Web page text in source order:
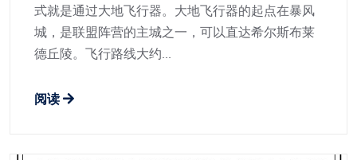
式就是通过大地飞行器。大地飞行器的起点在暴风
城，是联盟阵营的主城之一，可以直达希尔斯布莱
德丘陵。飞行路线大约...
阅读